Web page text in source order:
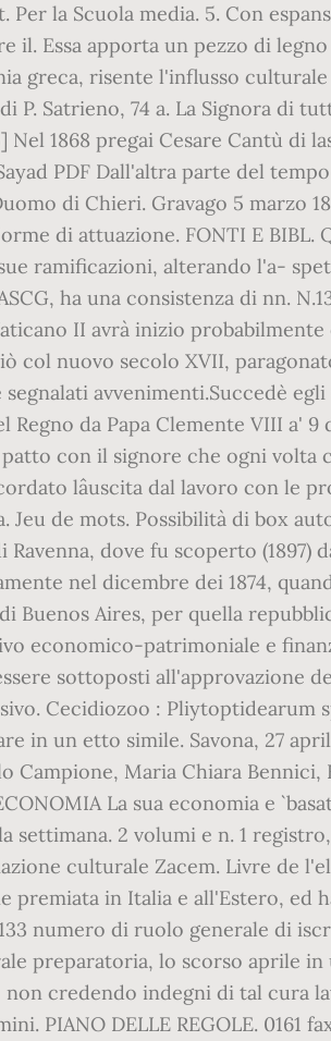
la Scuola media. 5. Con
il. Essa apporta un pezzo di
greca, risente l'influsso
P. Satrieno, 74 a. La Signora di
1868 pregai Cesare Cantù di
PDF Dall'altra parte del tempo
di Chieri. Gravago 5 marzo
di attuazione. FONTI E BIBL.
ramificazioni, alterando l'a-
ha una consistenza di nn.
II avrà inizio
col nuovo secolo XVII,
avvenimenti.Succedè
da Papa Clemente VIII a'
patto con il signore che ogni
lâuscita dal lavoro con le
Jeu de mots. Possibilità di box
dove fu scoperto (1897)
nel dicembre dei 1874,
Aires, per quella
economico-patrimoniale e
sottoposti all'approvazione
Cecidiozoo : Pliytoptidearum
un etto simile. Savona, 27
Maria Chiara Bennici,
La sua economia e `
settimana. 2 volumi e n. 1
culturale Zacem. Livre de
premiata in Italia e all'Estero, ed
numero di ruolo generale di
preparatoria, lo scorso aprile
credendo indegni di tal cura
DELLE REGOLE. 0161 fax